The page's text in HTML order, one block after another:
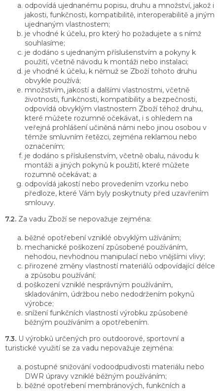
odpovídá ujednanému popisu, druhu a množství, jakož i
jakosti, funkčnosti, kompatibilitě, interoperabilitě a jiným
ujednaným vlastnostem;
je vhodné k účelu, pro který ho požadujete a s nímž
souhlasíme;
je dodáno s ujednaným příslušenstvím a pokyny k
použití, včetně návodu k montáži nebo instalaci;
je vhodné k účelu, k němuž se Zboží tohoto druhu
obvykle používá;
množstvím, jakostí a dalšími vlastnostmi, včetně
životnosti, funkčnosti, kompatibility a bezpečnosti,
odpovídá obvyklým vlastnostem Zboží téhož druhu,
které můžete rozumně očekávat, i s ohledem na
veřejná prohlášení učiněná námi nebo jinou osobou v
témže smluvním řetězci, zejména reklamou nebo
označením;
je dodáno s příslušenstvím, včetně obalu, návodu k
montáži a jiných pokynů k použití, které můžete
rozumně očekávat; a
odpovídá jakostí nebo provedením vzorku nebo
předloze, které Vám byly poskytnuty před uzavřením
smlouvy.
7.2. Za vadu Zboží se nepovažuje zejména:
běžné opotřebení vzniklé obvyklým užíváním;
mechanické poškození způsobené používáním,
nehodou, nevhodnou manipulací nebo vnějšími vlivy;
přirozené změny vlastností materiálů odpovídající délce
a způsobu používání;
poškození vzniklé nesprávným používáním,
skladováním, údržbou nebo nedodržením pokynů
výrobce;
snížení funkčních vlastností výrobku způsobené
běžným používáním a opotřebením.
7.3. U výrobků určených pro outdoorové, sportovní a
turistické využití se za vadu nepovažuje zejména:
postupné snižování vodoodpudivosti materiálu nebo
DWR úpravy vzniklé běžným používáním;
běžné opotřebení membránových, funkčních a